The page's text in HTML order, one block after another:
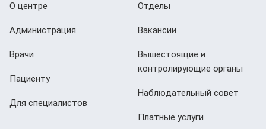
О центре
Администрация
Врачи
Пациенту
Для специалистов
Отделы
Вакансии
Вышестоящие и
контролирующие органы
Наблюдательный совет
Платные услуги